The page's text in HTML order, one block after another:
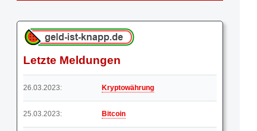
Letzte Meldungen
26.03.2023: Kryptowährung
25.03.2023: Bitcoin